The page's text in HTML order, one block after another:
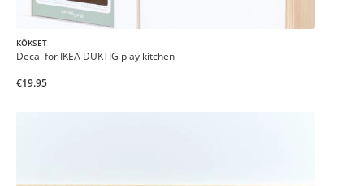
KÖKSET
Decal for IKEA DUKTIG play kitchen
€19.95